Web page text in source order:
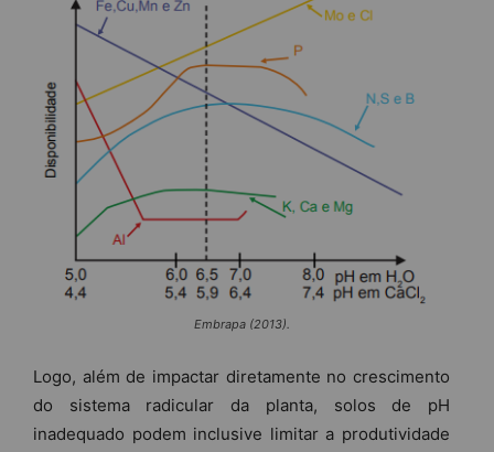
Embrapa (2013).
Logo, além de impactar diretamente no crescimento
do sistema radicular da planta, solos de pH
inadequado podem inclusive limitar a produtividade